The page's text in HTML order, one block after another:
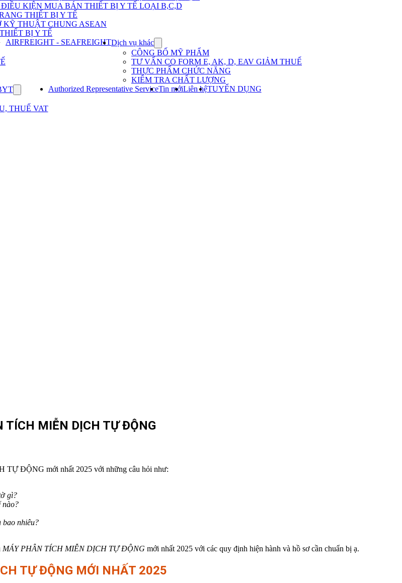
vụ
nhập
khẩu
TBYT
KIỆN MUA BÁN THIẾT BỊ Y TẾ LOẠI B,C,D
THIẾT BỊ Y TẾ
KỸ THUẬT CHUNG ASEAN
BỊ Y TẾ
AIRFREIGHT - SEAFREIGHTDịch vụ khác
submenu
for
Dịch
vụ
khác
CÔNG BỐ MỸ PHẨM
TƯ VẤN CO FORM E, AK, D, EAV GIẢM THUẾ
THỰC PHẨM CHỨC NĂNG
KIỂM TRA CHẤT LƯỢNG
submenu
for
Kinh
THUẾ VAT
Authorized Representative ServiceTin mớiLiên hệTUYỂN DỤNG
TÍCH MIỄN DỊCH TỰ ĐỘNG
TỰ ĐỘNG mới nhất 2025 với những câu hỏi như:
gì?
nào?
bao nhiêu?
MÁY PHÂN TÍCH MIỄN DỊCH TỰ ĐỘNG mới nhất 2025 với các quy định hiện hành và hồ sơ cần chuẩn bị ạ.
TỰ ĐỘNG MỚI NHẤT 2025